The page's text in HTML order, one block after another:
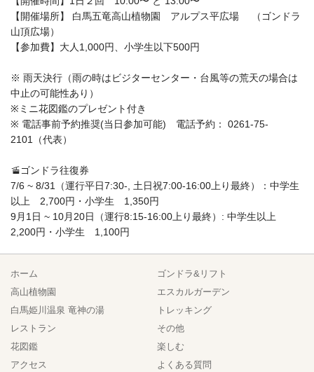
【開催場所】 白馬五竜高山植物園 アルプス平広場 （ゴンドラ
山頂広場）
【参加費】大人1,000円、小学生以下500円
※ 雨天決行（雨の時はビジターセンター・台風等の荒天の場合は
中止の可能性あり）
※ミニ花図鑑のプレゼント付き
※ 電話事前予約推奨(当日参加可能) 電話予約： 0261-75-
2101（代表）
🚡ゴンドラ往復券
7/6 ~ 8/31（運行平日7:30-, 土日祝7:00-16:00上り最終）：中学生
以上 2,700円・小学生 1,350円
9月1日 ~ 10月20日（運行8:15-16:00上り最終）: 中学生以上
2,200円・小学生 1,100円
ホーム
ゴンドラ&リフト
高山植物園
エスカルガーデン
白馬姫川温泉 竜神の湯
トレッキング
レストラン
その他
花図鑑
楽しむ
アクセス
よくある質問